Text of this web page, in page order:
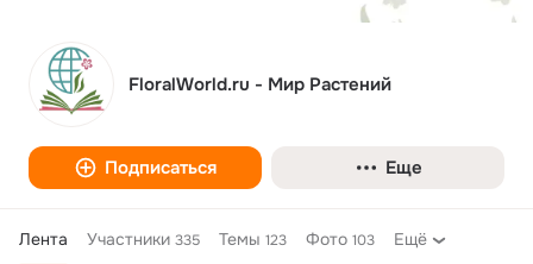
FloralWorld.ru - Мир Растений
Подписаться Еще
Лента Участники 335 Темы 123 Фото 103 Ещё